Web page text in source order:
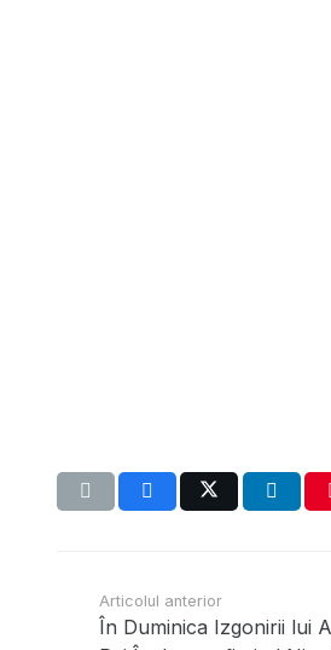
Articolul anterior
În Duminica Izgonirii lui